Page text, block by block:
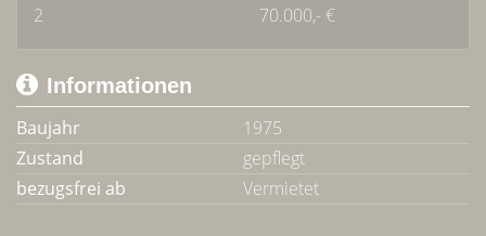
2
70.000,- €
Informationen
Baujahr
1975
Zustand
gepflegt
bezugsfrei ab
Vermietet